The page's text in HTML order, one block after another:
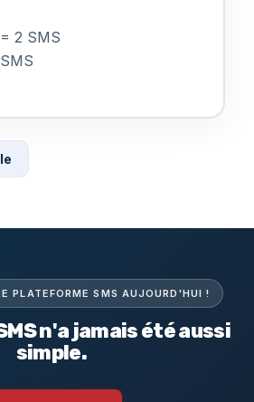
2 SMS
PLATEFORME SMS AUJOURD'HUI !
n'a jamais été aussi
simple.